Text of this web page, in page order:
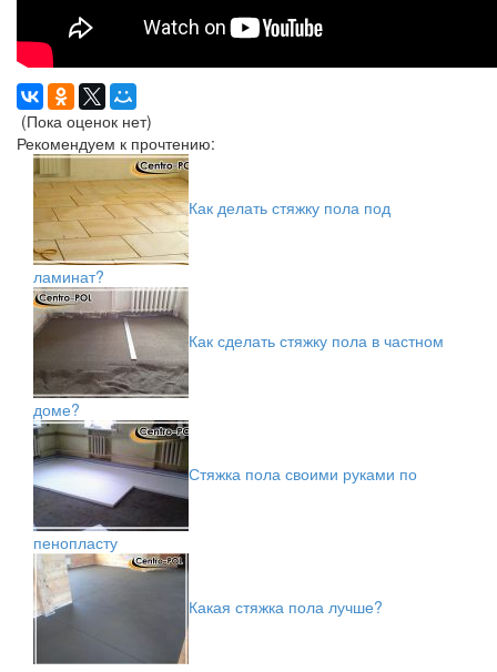
(Пока оценок нет)
Рекомендуем к прочтению:
Как делать стяжку пола под
ламинат?
Как сделать стяжку пола в частном
доме?
Стяжка пола своими руками по
пенопласту
Какая стяжка пола лучше?